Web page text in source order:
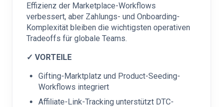
Effizienz der Marketplace-Workflows
verbessert, aber Zahlungs- und Onboarding-
Komplexität bleiben die wichtigsten operativen
Tradeoffs für globale Teams.
✓ VORTEILE
Gifting-Marktplatz und Product-Seeding-
Workflows integriert
Affiliate-Link-Tracking unterstützt DTC-